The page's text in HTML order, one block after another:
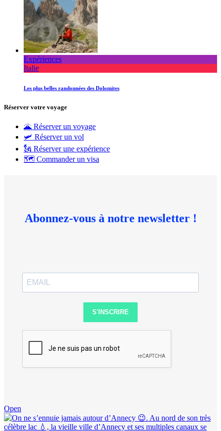
Expériences
Italie
Les plus belles randonnées des Dolomites
Réserver votre voyage
🌋 Réserver un voyage
🛩 Réserver un vol
🗽 Réserver une expérience
🗺 Commander un visa
Abonnez-vous à notre newsletter !
S'INSCRIRE
Open